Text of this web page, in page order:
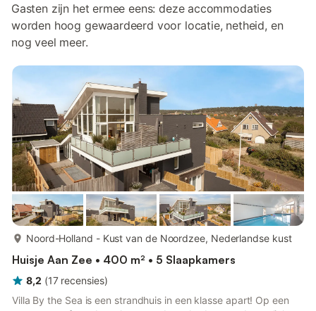
Gasten zijn het ermee eens: deze accommodaties
worden hoog gewaardeerd voor locatie, netheid, en
nog veel meer.
meer...
Noord-Holland - Kust van de Noordzee, Nederlandse kust
Huisje Aan Zee • 400 m² • 5 Slaapkamers
8,2 (17 recensies)
Villa By the Sea is een strandhuis in een klasse apart! Op een